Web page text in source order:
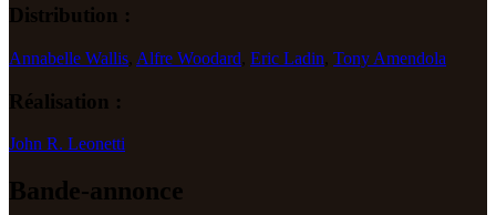
Distribution :
Annabelle Wallis, Alfre Woodard, Eric Ladin, Tony Amendola
Réalisation :
John R. Leonetti
Bande-annonce